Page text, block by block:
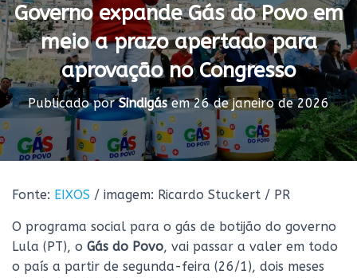
R
N
A
V
A
Ç
Ã
O
Governo expande Gás do Povo em
meio a prazo apertado para
aprovação no Congresso
Publicado porSindigásem26 de janeiro de 2026
Fonte: EIXOS / imagem: Ricardo Stuckert / PR
O programa social para o gás de botijão do governo
Lula (PT), o Gás do Povo, vai passar a valer em todo
o país a partir de segunda-feira (26/1), dois meses